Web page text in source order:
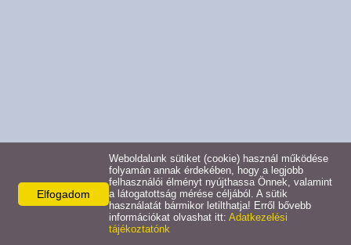
Elfogadom
Weboldalunk sütiket (cookie) használ működése
folyamán annak érdekében, hogy a legjobb
felhasználói élményt nyújthassa Önnek, valamint
a látogatottság mérése céljából. A sütik
használatát bármikor letilthatja! Erről bővebb
információkat olvashat itt: Adatkezelési
tájékoztatónk